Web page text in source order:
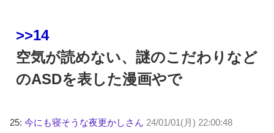
>>14
空気が読めない、謎のこだわりなど
のASDを表した漫画やで
25: 今にも寝そうな夜更かしさん 24/01/01(月) 22:00:48